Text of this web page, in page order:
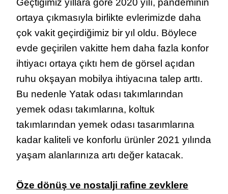
Geçtiğimiz yıllara göre 2020 yılı, pandeminin
ortaya çıkmasıyla birlikte evlerimizde daha
çok vakit geçirdiğimiz bir yıl oldu. Böylece
evde geçirilen vakitte hem daha fazla konfor
ihtiyacı ortaya çıktı hem de görsel açıdan
ruhu okşayan mobilya ihtiyacına talep arttı.
Bu nedenle Yatak odası takımlarından
yemek odası takımlarına, koltuk
takımlarından yemek odası tasarımlarına
kadar kaliteli ve konforlu ürünler 2021 yılında
yaşam alanlarınıza artı değer katacak.
Öze dönüş ve nostalji rafine zevklere